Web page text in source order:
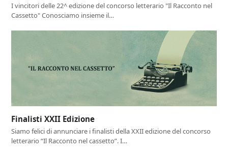
I vincitori delle 22^ edizione del concorso letterario "Il Racconto nel
Cassetto" Conosciamo insieme il…
Finalisti XXII Edizione
Siamo felici di annunciare i finalisti della XXII edizione del concorso
letterario “Il Racconto nel cassetto”. I…